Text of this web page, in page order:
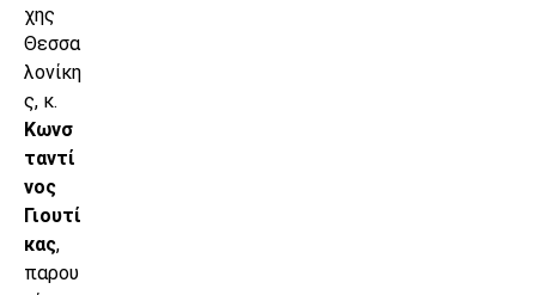
χης
Θεσσα
λονίκη
ς, κ.
Κωνσ
ταντί
νος
Γιουτί
κας,
παρου